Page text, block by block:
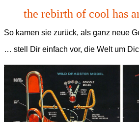
the rebirth of cool has
So kamen sie zurück, als ganz neue
… stell Dir einfach vor, die Welt um